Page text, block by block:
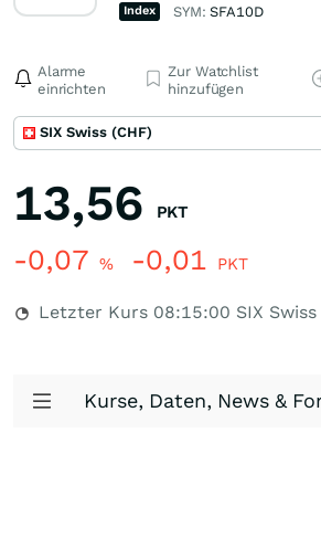
Index SYM:SFA10D
Alarme
einrichten
Zur Watchlist
hinzufügen
SIX Swiss (CHF)
13,56 PKT
-0,07 % -0,01 PKT
Letzter Kurs 08:15:00 SIX
Kurse, Daten, News &